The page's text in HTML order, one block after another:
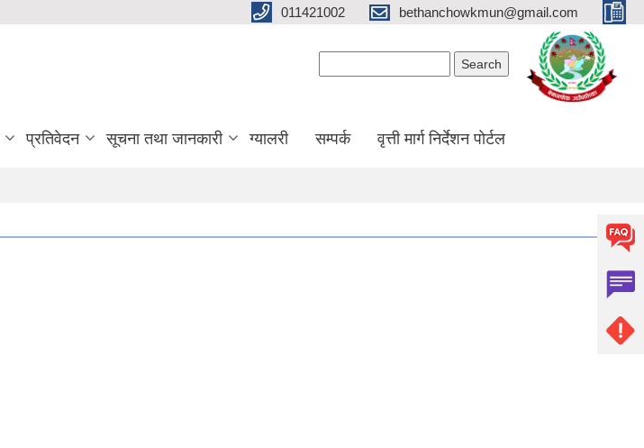
011421002 bethanchowkmun@gmail.com
प्रतिवेदन सूचना तथा जानकारी ग्यालरी सम्पर्क वृत्ती मार्ग निर्देशन पोर्टल